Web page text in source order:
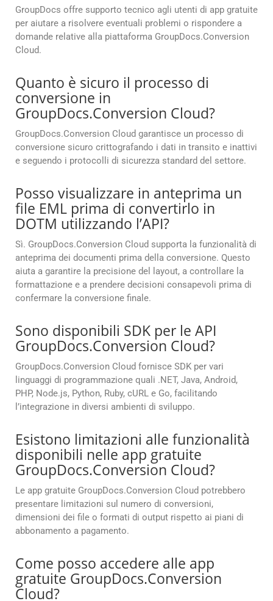
GroupDocs offre supporto tecnico agli utenti di app gratuite
per aiutare a risolvere eventuali problemi o rispondere a
domande relative alla piattaforma GroupDocs.Conversion
Cloud.
Quanto è sicuro il processo di
conversione in
GroupDocs.Conversion Cloud?
GroupDocs.Conversion Cloud garantisce un processo di
conversione sicuro crittografando i dati in transito e inattivi
e seguendo i protocolli di sicurezza standard del settore.
Posso visualizzare in anteprima un
file EML prima di convertirlo in
DOTM utilizzando l’API?
Sì. GroupDocs.Conversion Cloud supporta la funzionalità di
anteprima dei documenti prima della conversione. Questo
aiuta a garantire la precisione del layout, a controllare la
formattazione e a prendere decisioni consapevoli prima di
confermare la conversione finale.
Sono disponibili SDK per le API
GroupDocs.Conversion Cloud?
GroupDocs.Conversion Cloud fornisce SDK per vari
linguaggi di programmazione quali .NET, Java, Android,
PHP, Node.js, Python, Ruby, cURL e Go, facilitando
l’integrazione in diversi ambienti di sviluppo.
Esistono limitazioni alle funzionalità
disponibili nelle app gratuite
GroupDocs.Conversion Cloud?
Le app gratuite GroupDocs.Conversion Cloud potrebbero
presentare limitazioni sul numero di conversioni,
dimensioni dei file o formati di output rispetto ai piani di
abbonamento a pagamento.
Come posso accedere alle app
gratuite GroupDocs.Conversion
Cloud?